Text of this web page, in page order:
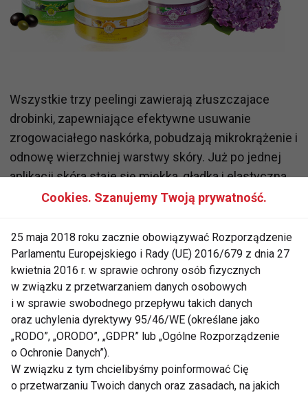
Wszystkie trzy peelingi zawierają złuszczajace
drobinki, zapewniające efektywne usuwanie
zrogowaciałego naskórka, pobudzają mikrokrążenie i
odnowę wierzchniej warstwy skóry. Już po jednej
aplikacji skóra staje się miękka, gładka i elastyczna.
Peelingi doskonale przygotowują skórę do
pielęgnujących takich jak balsamy i masła do ciała.
Peelingi przeznaczone są do częstego stosowania.
Dzięki dopracowanej recepturze opartej na
naturalnych składnikach roślinnych doskonale myją,
wygładzają i odświeżają ciało. Starannie dobrane
kompozycje zapachowe długotrwale otulają ciało
przyjemnym i delikatnym zapachem.
Cookies. Szanujemy Twoją prywatność.
25 maja 2018 roku zacznie obowiązywać Rozporządzenie
Parlamentu Europejskiego i Rady (UE) 2016/679 z dnia 27
kwietnia 2016 r. w sprawie ochrony osób fizycznych
w związku z przetwarzaniem danych osobowych
i w sprawie swobodnego przepływu takich danych
oraz uchylenia dyrektywy 95/46/WE (określane jako
„RODO”, „ORODO”, „GDPR” lub „Ogólne Rozporządzenie
o Ochronie Danych”).
W związku z tym chcielibyśmy poinformować Cię
o przetwarzaniu Twoich danych oraz zasadach, na jakich